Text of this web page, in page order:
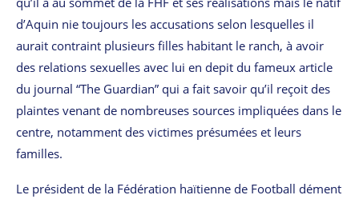
d’Aquin nie toujours les accusations selon lesquelles il
aurait contraint plusieurs filles habitant le ranch, à avoir
des relations sexuelles avec lui en depit du fameux article
du journal “The Guardian” qui a fait savoir qu’il reçoit des
plaintes venant de nombreuses sources impliquées dans le
centre, notamment des victimes présumées et leurs
familles.
Le président de la Fédération haïtienne de Football dément